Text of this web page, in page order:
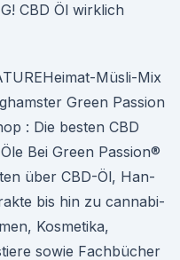
CBD Öl wirklich
Müsli-Mix
Green Passion
: Die besten CBD
Bei Green Pas­sion®
über CBD-Öl, Han­
bis hin zu cannabi­
Kos­meti­ka,
sowie Fach­büch­er